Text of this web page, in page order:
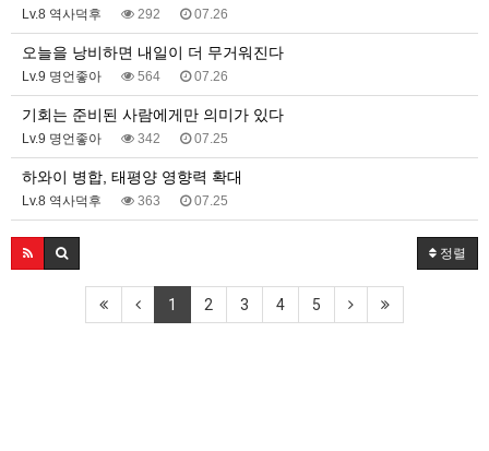
Lv.8 역사덕후 292 07.26
오늘을 낭비하면 내일이 더 무거워진다
Lv.9 명언좋아 564 07.26
기회는 준비된 사람에게만 의미가 있다
Lv.9 명언좋아 342 07.25
하와이 병합, 태평양 영향력 확대
Lv.8 역사덕후 363 07.25
정렬
1 2 3 4 5